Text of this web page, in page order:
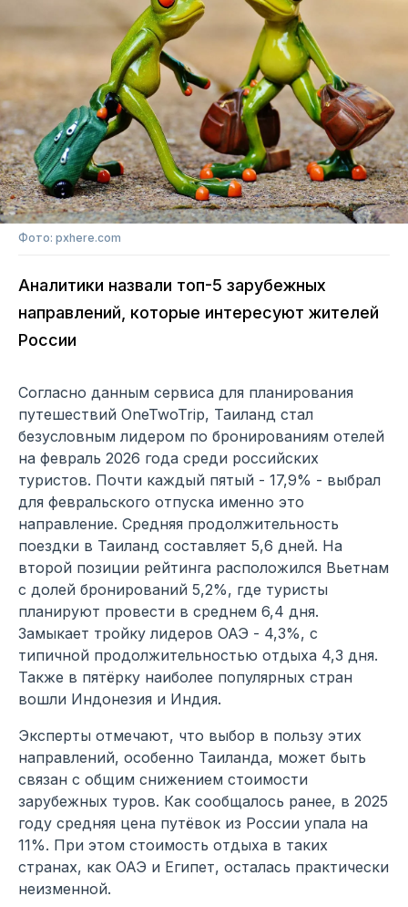
Фото: pxhere.com
Аналитики назвали топ-5 зарубежных
направлений, которые интересуют жителей
России
Согласно данным сервиса для планирования
путешествий OneTwoTrip, Таиланд стал
безусловным лидером по бронированиям отелей
на февраль 2026 года среди российских
туристов. Почти каждый пятый - 17,9% - выбрал
для февральского отпуска именно это
направление. Средняя продолжительность
поездки в Таиланд составляет 5,6 дней. На
второй позиции рейтинга расположился Вьетнам
с долей бронирований 5,2%, где туристы
планируют провести в среднем 6,4 дня.
Замыкает тройку лидеров ОАЭ - 4,3%, с
типичной продолжительностью отдыха 4,3 дня.
Также в пятёрку наиболее популярных стран
вошли Индонезия и Индия.
Эксперты отмечают, что выбор в пользу этих
направлений, особенно Таиланда, может быть
связан с общим снижением стоимости
зарубежных туров. Как сообщалось ранее, в 2025
году средняя цена путёвок из России упала на
11%. При этом стоимость отдыха в таких
странах, как ОАЭ и Египет, осталась практически
неизменной.